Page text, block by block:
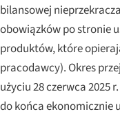
bilansowej
obowiązków po stronie
produktów, które
pracodawcy). Okres
użyciu 28 czerwca 2025
do końca ekonomicznie